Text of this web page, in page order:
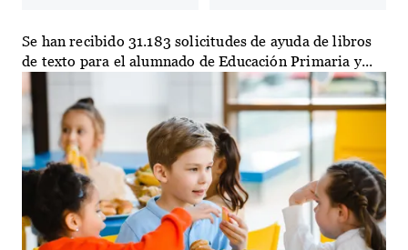
Se han recibido 31.183 solicitudes de ayuda de libros
de texto para el alumnado de Educación Primaria y...